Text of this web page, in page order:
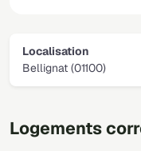
Localisation
Bellignat (01100)
Logements